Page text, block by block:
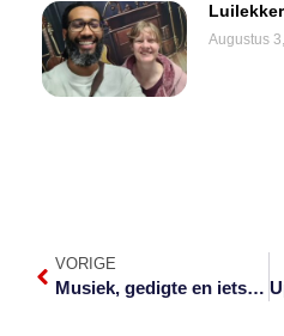
Augustus
VORIGE
Musiek, gedigte en iets onverwags… Verwelkom Jak en Bibi in jou huis